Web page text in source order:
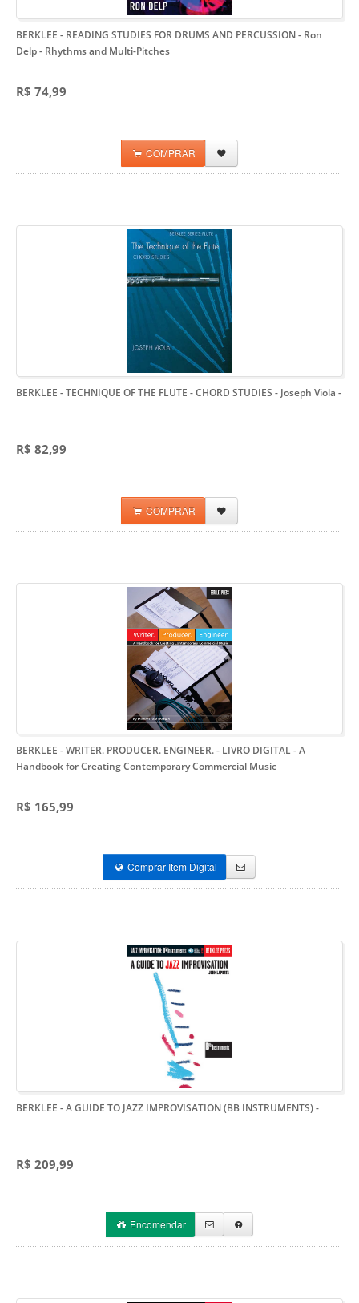
BERKLEE - READING STUDIES FOR DRUMS AND PERCUSSION - Ron
Delp- Rhythms and Multi-Pitches
R$ 74,99
COMPRAR
BERKLEE - TECHNIQUE OF THE FLUTE - CHORD STUDIES - Joseph Viola -
R$ 82,99
COMPRAR
BERKLEE - WRITER. PRODUCER. ENGINEER. - LIVRO DIGITAL- A
Handbook for Creating Contemporary Commercial Music
R$ 165,99
Comprar Item Digital
BERKLEE - A GUIDE TO JAZZ IMPROVISATION (BB INSTRUMENTS)-
R$ 209,99
Encomendar